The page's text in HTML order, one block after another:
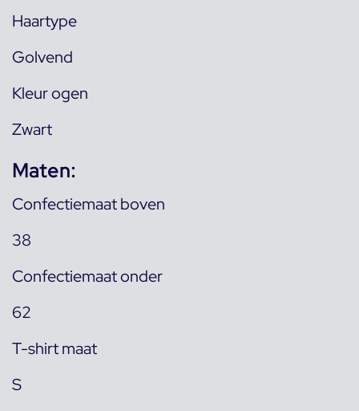
Haartype
Golvend
Kleur ogen
Zwart
Maten:
Confectiemaat boven
38
Confectiemaat onder
62
T-shirt maat
S